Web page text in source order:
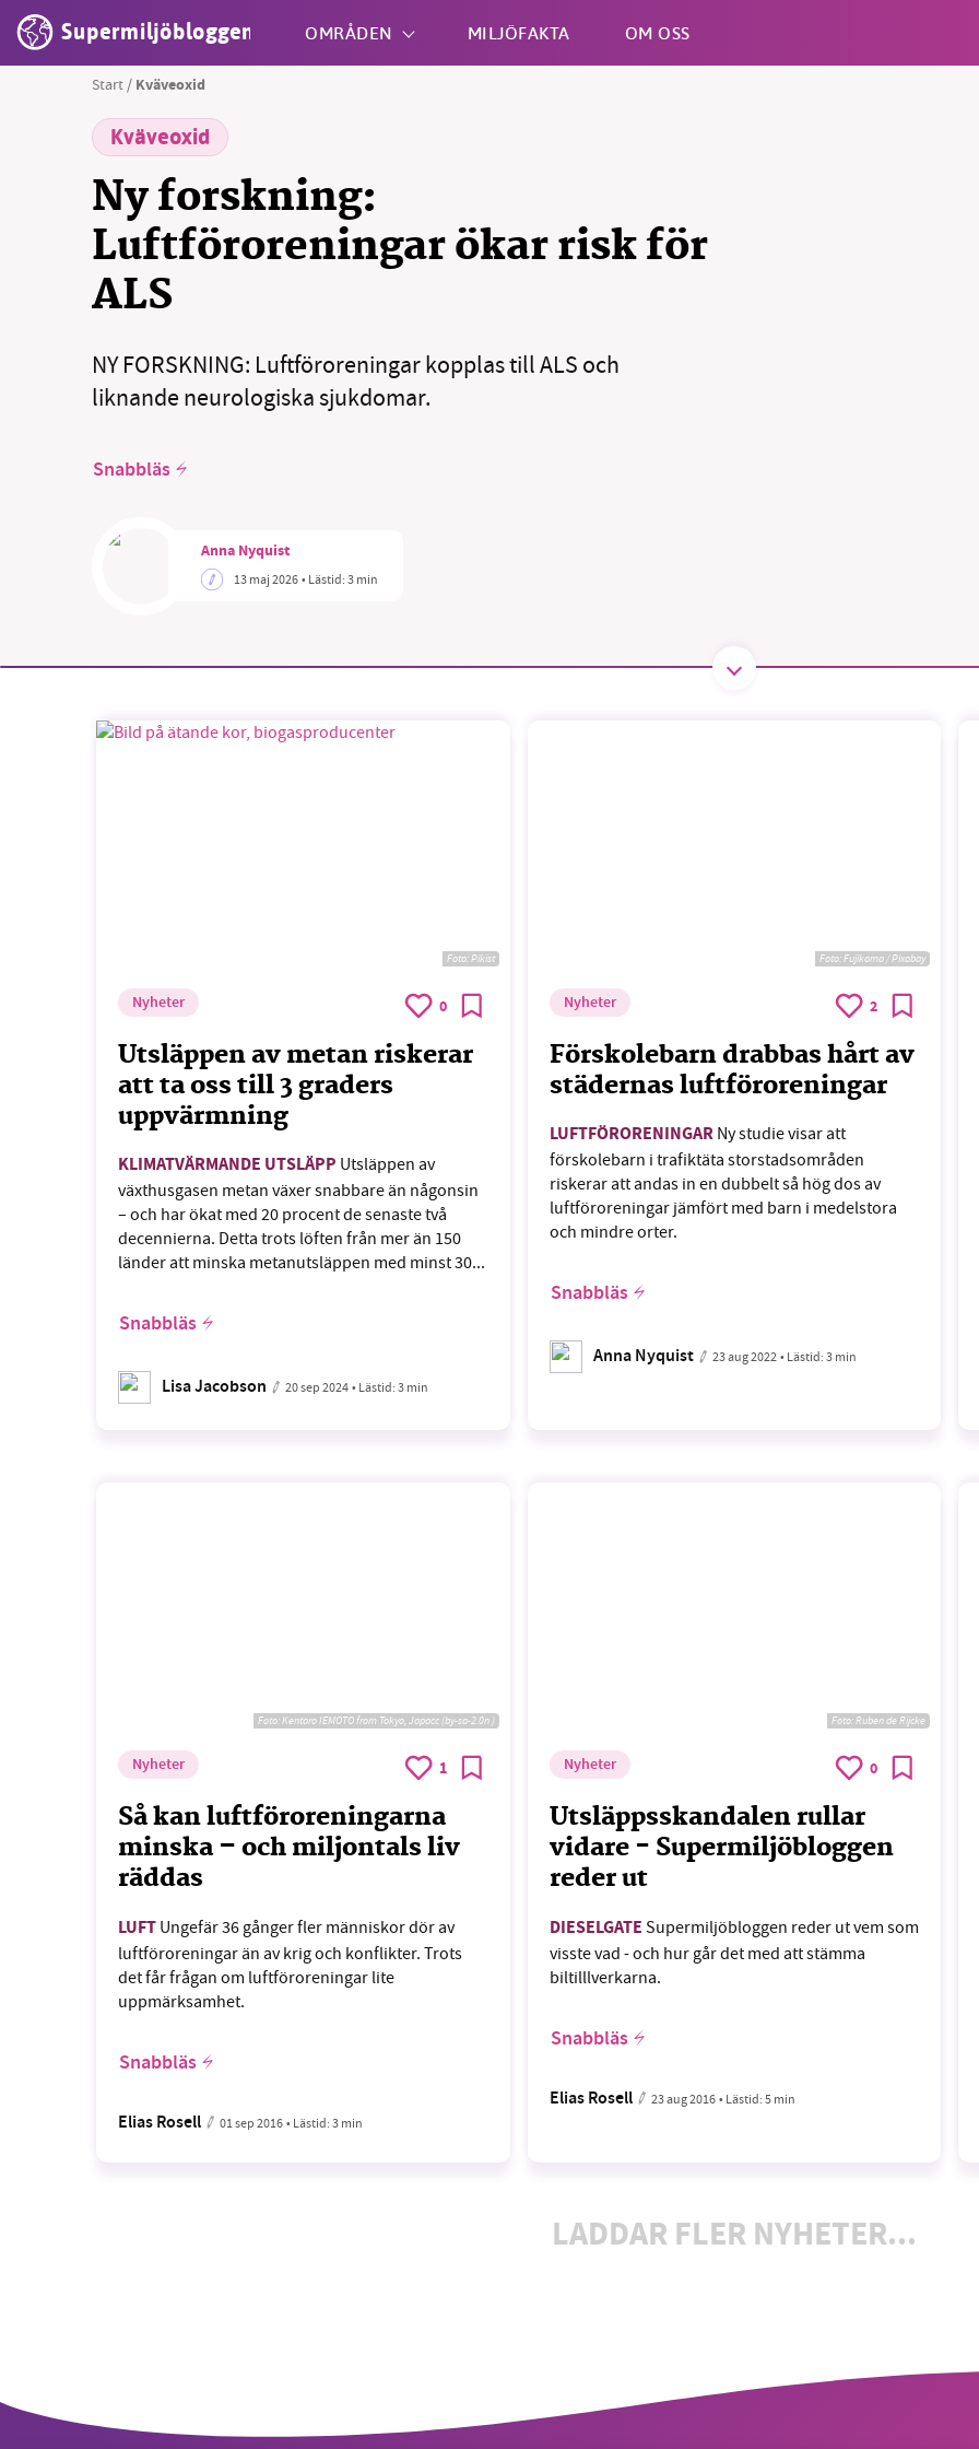
Supermiljöbloggen OMRÅDEN MILJÖFAKTA OM OSS
Start / Kväveoxid
Kväveoxid
Ny forskning:
Luftföroreningar ökar risk för
ALS
NY FORSKNING: Luftföroreningar kopplas till ALS och
liknande neurologiska sjukdomar.
Snabbläs
Anna Nyquist
13 maj 2026• Lästid:3 min
Foto:Pikist
Nyheter 0
Utsläppen av metan riskerar
att ta oss till 3 graders
uppvärmning
KLIMATVÄRMANDE UTSLÄPP Utsläppen av
växthusgasen metan växer snabbare än någonsin
– och har ökat med 20 procent de senaste två
decennierna. Detta trots löften från mer än 150
länder att minska metanutsläppen med minst 30...
Snabbläs
Lisa Jacobson 20 sep 2024• Lästid:3 min
Foto:Fujikama / Pixabay
Nyheter 2
Förskolebarn drabbas hårt av
städernas luftföroreningar
LUFTFÖRORENINGARNy studie visar att
förskolebarn i trafiktäta storstadsområden
riskerar att andas in en dubbelt så hög dos av
luftföroreningar jämfört med barn i medelstora
och mindre orter.
Snabbläs
Anna Nyquist 23 aug 2022 • Lästid:3 min
Foto:Kentaro IEMOTO from Tokyo, Japacc (by-sa-2.0n )
Nyheter 1
Så kan luftföroreningarna
minska – och miljontals liv
räddas
LUFT Ungefär 36 gånger fler människor dör av
luftföroreningar än av krig och konflikter. Trots
det får frågan om luftföroreningar lite
uppmärksamhet.
Snabbläs
Elias Rosell 01 sep 2016• Lästid:3 min
Foto:Ruben de Rijcke
Nyheter 0
Utsläppsskandalen rullar
vidare - Supermiljöbloggen
reder ut
DIESELGATE Supermiljöbloggen reder ut vem som
visste vad - och hur går det med att stämma
biltilllverkarna.
Snabbläs
Elias Rosell 23 aug 2016 • Lästid:5 min
LADDAR FLER NYHETER...
ideella redaktion drivit miljödebatten framåt genom